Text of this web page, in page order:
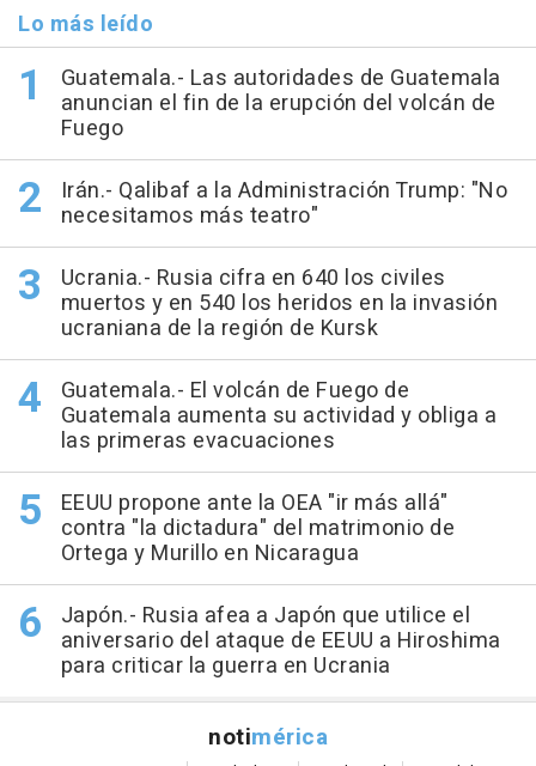
Lo más leído
Guatemala.- Las autoridades de Guatemala
anuncian el fin de la erupción del volcán de
Fuego
Irán.- Qalibaf a la Administración Trump: "No
necesitamos más teatro"
Ucrania.- Rusia cifra en 640 los civiles
muertos y en 540 los heridos en la invasión
ucraniana de la región de Kursk
Guatemala.- El volcán de Fuego de
Guatemala aumenta su actividad y obliga a
las primeras evacuaciones
EEUU propone ante la OEA "ir más allá"
contra "la dictadura" del matrimonio de
Ortega y Murillo en Nicaragua
Japón.- Rusia afea a Japón que utilice el
aniversario del ataque de EEUU a Hiroshima
para criticar la guerra en Ucrania
notimérica